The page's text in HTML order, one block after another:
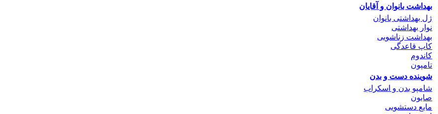
بهداشت بانوان و آقایان
ژل بهداشتی بانوان
نوار بهداشتی
بهداشت زناشویی
کاپ قاعدگی
کاندوم
تامپون
شوینده دست و بدن
شامپو بدن و اسکراب
صابون
مایع دستشویی